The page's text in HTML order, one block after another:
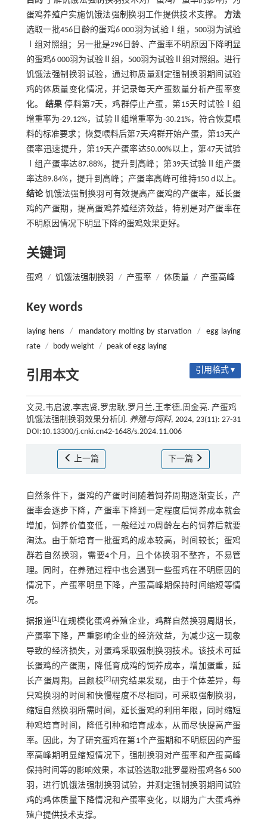
蛋鸡养殖户实施饥饿法强制换羽工作提供技术支撑。方法
选取一批456日龄的蛋鸡6 000羽为试验Ⅰ组，500羽为试验
Ⅰ组对照组；另一批是296日龄、产蛋率不明原因下降明显
的蛋鸡6 000羽为试验Ⅱ组，500羽为试验Ⅱ组对照组。进行
饥饿法强制换羽试验，通过称质量测定强制换羽期间试验
鸡的体质量变化情况，并记录每天产蛋数量分析产蛋率变
化。 结果 停料第7天，鸡群停止产蛋，第15天时试验Ⅰ组
增重率为-29.12%，试验Ⅱ组增重率为-30.21%，符合恢复喂
料的标准要求；恢复喂料后第7天鸡群开始产蛋，第13天产
蛋率迅速提升，第19天产蛋率达50.00%以上，第47天试验
Ⅰ组产蛋率达87.88%，提升到高峰；第39天试验Ⅱ组产蛋
率达89.84%，提升到高峰；产蛋率高峰可维持150 d以上。
结论饥饿法强制换羽可有效提高产蛋鸡的产蛋率，延长蛋
鸡的产蛋期，提高蛋鸡养殖经济效益，特别是对产蛋率在
不明原因情况下明显下降的蛋鸡效果更好。
关键词
蛋鸡 / 饥饿法强制换羽 / 产蛋率 / 体质量 / 产蛋高峰
Key words
laying hens / mandatory molting by starvation /
egg laying
rate / body weight / peak of egg laying
引用本文 引用格式 ▾
文灵,韦启波,李志贤,罗忠耿,罗月兰,王孝德,周金亮. 产蛋鸡
饥饿法强制换羽效果分析[J]. 养殖与饲料, 2024, 23(11): 27-31
DOI:10.13300/j.cnki.cn42-1648/s.2024.11.006
上一篇 下一篇
自然条件下，蛋鸡的产蛋时间随着饲养周期逐渐变长，产
蛋率会逐步下降，产蛋率下降到一定程度后饲养成本就会
增加，饲养价值变低，一般经过70周龄左右的饲养后就要
淘汰。由于新培育一批蛋鸡的成本较高，时间较长；蛋鸡
群若自然换羽，需要4个月，且个体换羽不整齐，不易管
理。同时，在养殖过程中也会遇到一些蛋鸡在不明原因的
情况下，产蛋率明显下降，产蛋高峰期保持时间缩短等情
况。
据报道[1]在规模化蛋鸡养殖企业，鸡群自然换羽周期长，
产蛋率下降，严重影响企业的经济效益，为减少这一现象
导致的经济损失，对蛋鸡采取强制换羽技术。该技术可延
长蛋鸡的产蛋期，降低育成鸡的饲养成本，增加蛋重，延
长产蛋周期。吕颜枝[2]研究结果发现，由于个体差异，每
只鸡换羽的时间和快慢程度不尽相同，可采取强制换羽，
缩短自然换羽所需时间，延长蛋鸡的利用年限，同时缩短
种鸡培育时间，降低引种和培育成本，从而尽快提高产蛋
率。因此，为了研究蛋鸡在第1个产蛋期和不明原因的产蛋
率高峰期明显缩短情况下，强制换羽对产蛋率和产蛋高峰
保持时间等的影响效果，本试验选取2批罗曼粉蛋鸡各6 500
羽，进行饥饿法强制换羽试验，并测定强制换羽期间试验
鸡的鸡体质量下降情况和产蛋率变化，以期为广大蛋鸡养
殖户提供技术支撑。